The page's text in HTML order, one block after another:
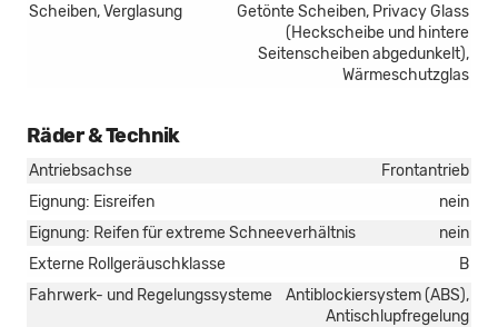
Scheiben, Verglasung
Getönte Scheiben, Privacy Glass
(Heckscheibe und hintere
Seitenscheiben abgedunkelt),
Wärmeschutzglas
Räder & Technik
Antriebsachse
Frontantrieb
Eignung: Eisreifen
nein
Eignung: Reifen für extreme Schneeverhältnis
nein
Externe Rollgeräuschklasse
B
Fahrwerk- und Regelungssysteme
Antiblockiersystem (ABS),
Antischlupfregelung